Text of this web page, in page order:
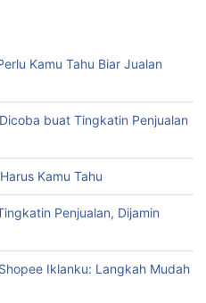
Kamu Tahu Biar Jualan
buat Tingkatin Penjualan
Kamu Tahu
Penjualan, Dijamin
Iklanku: Langkah Mudah